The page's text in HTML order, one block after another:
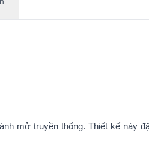
mở truyền thống. Thiết kế này